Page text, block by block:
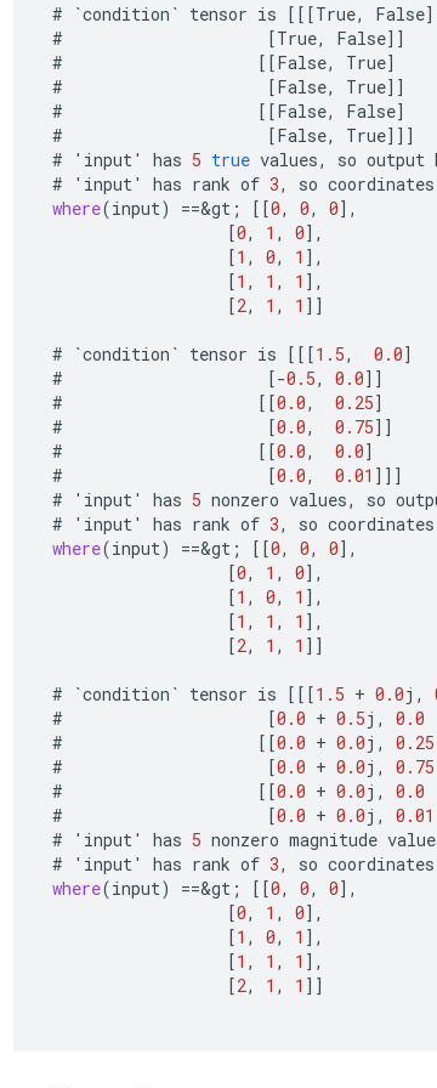
# `condition ` tensor is [[[True, False]
#
[True, False]]
#
[[False, True]
#
[False, True]]
#
[[False, False]
#
[False, True]]]
#
' input ' has 5 true values, so output
#
' input ' has rank of 3, so coordinates
where(input) ==&gt ; [[0, 0, 0] ,
[0, 1 , 0] ,
[1 , 0, 1 ] ,
[1 , 1 , 1 ] ,
[2, 1 , 1 ]]
# `condition ` tensor is [[[1.5, 0.0]
#
[-0.5, 0.0]]
#
[[0.0, 0.25]
#
[0.0, 0.75]]
#
[[0.0, 0.0]
#
[0.0, 0.01 ]]]
#
' input ' has 5 nonzero values, so
#
' input ' has rank of 3, so coordinates
where(input) ==&gt ; [[0, 0, 0] ,
[0, 1 , 0] ,
[1 , 0, 1 ] ,
[1 , 1 , 1 ] ,
[2, 1 , 1 ]]
# `condition ` tensor is [[[1.5 + 0.0j ,
#
[0.0 + 0.5j , 0.0
#
[[0.0 + 0.0j , 0.25
#
[0.0 + 0.0j , 0.75
#
[[0.0 + 0.0j , 0.0
#
[0.0 + 0.0j , 0.01
#
' input ' has 5 nonzero magnitude
#
' input ' has rank of 3, so coordinates
where(input) ==&gt ; [[0, 0, 0] ,
[0, 1 , 0] ,
[1 , 0, 1 ] ,
[1 , 1 , 1 ] ,
[2, 1 , 1 ]]